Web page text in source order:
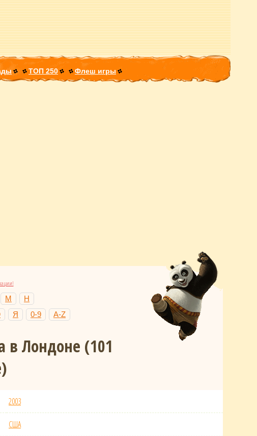
ТОП 250 Флеш игры
М
Н
Я 0-9 A-Z
в Лондоне (101
2003
США